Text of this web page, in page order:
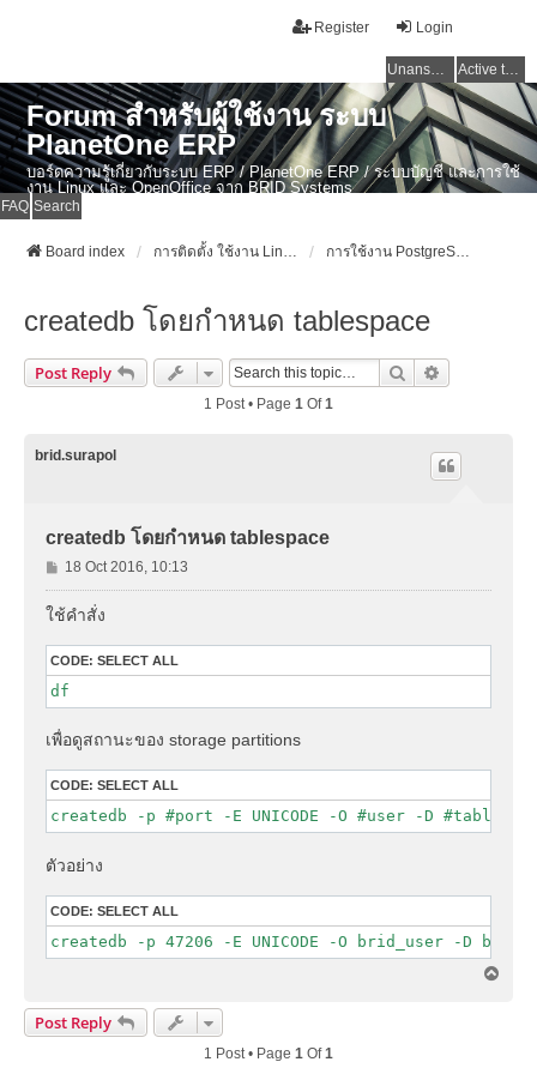
Login
Register
Unanswered topics Active topics
Forum สำหรับผู้ใช้งาน ระบบ
PlanetOne ERP
บอร์ดความรู้เกี่ยวกับระบบ ERP / PlanetOne ERP / ระบบบัญชี และการใช้
งาน Linux และ OpenOffice จาก BRID Systems
FAQ Search
Board index การติดตั้ง ใช้งาน Linux, OSX และ OpenSource Softwares การใช้งาน PostgreSQL
createdb โดยกำหนด tablespace
Post Reply Search
1 Post • Page 1 Of1
brid.surapol
createdb โดยกำหนด tablespace
P
o
s
18 Oct 2016, 10:13
ใช้คำสั่ง
CODE: SELECT ALL
df
เพื่อดูสถานะของ storage partitions
CODE: SELECT ALL
createdb -p #port -E UNICODE -O #user -D
ตัวอย่าง
CODE: SELECT ALL
createdb -p 47206 -E UNICODE -O brid_user -D base2
Post Reply
1 Post • Page 1 Of1